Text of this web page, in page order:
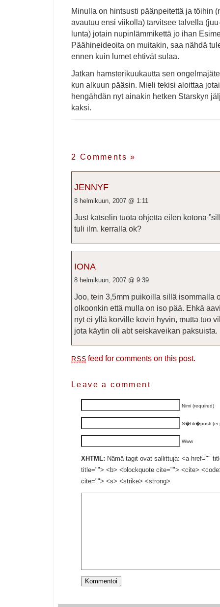
Minulla on hintsusti päänpeitettä ja töihin
avautuu ensi viikolla) tarvitsee talvella
lunta) jotain nupinlämmikettä jo ihan
Päähineideoita on muitakin, saa nähdä
ennen kuin lumet ehtivät sulaa.
Jatkan hamsterikuukautta sen
kun alkuun pääsin. Mieli tekisi aloittaa
hengähdän nyt ainakin hetken Starskyn
kaksi.
2 Comments»
JENNYF
8 helmikuun, 2007 @ 1:11
Just katselin tuota ohjetta eilen kotona
tuli ilm. kerralla ok?
IONA
8 helmikuun, 2007 @ 9:39
Joo, tein 3,5mm puikoilla sillä isommalla
olkoonkin että mulla on iso pää. Ehkä
nyt ei yllä korville kovin hyvin, mutta tuo
jota käytin oli abt seiskaveikan paksuista.
RSS feed for comments on this post.
Leave a comment
Nimi (required)
S�hk�posti (ei
Www
XHTML: Nämä tagit ovat sallittuja: <a href=""
title=""> <b> <blockquote cite=""> <cite>
cite=""> <s> <strike> <strong>